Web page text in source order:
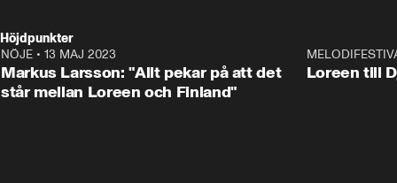
Höjdpunkter
NÖJE • 13 MAJ 2023
Markus Larsson: "Allt pekar på att det
står mellan Loreen och Finland"
Loreen till